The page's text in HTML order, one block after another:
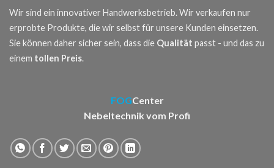
Wir sind ein innovativer Handwerksbetrieb. Wir verkaufen nur
erprobte Produkte, die wir selbst für unsere Kunden einsetzen.
Sie können daher sicher sein, dass die Qualität passt - und das zu
einem tollen Preis.
FOGCenter
Nebeltechnik vom Profi